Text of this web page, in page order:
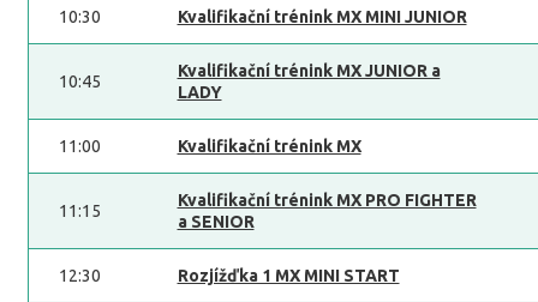
10:30 Kvalifikační trénink MX MINI JUNIOR
10:45
Kvalifikační trénink MX JUNIOR a
LADY
11:00 Kvalifikační trénink MX
11:15
Kvalifikační trénink MX PRO FIGHTER
a SENIOR
12:30 Rozjížďka 1 MX MINI START